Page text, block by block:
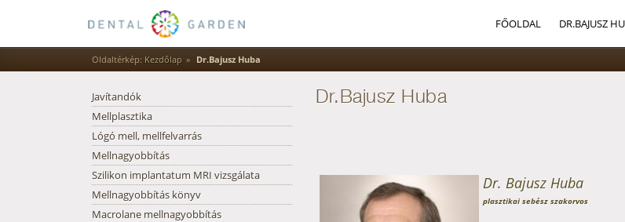
FŐOLDAL DR.BAJUSZ
Oldaltérkép: Kezdőlap Dr.Bajusz Huba
Dr.Bajusz Huba
Dr. Bajusz Huba
plasztikai sebész szakorvos
Javítandók
Mellplasztika
Lógó mell, mellfelvarrás
Mellnagyobbítás
Szilikon implantatum MRI vizsgálata
Mellnagyobbítás könyv
Macrolane mellnagyobbítás